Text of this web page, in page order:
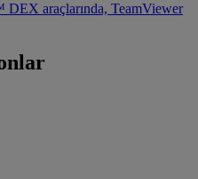
araçlarında, TeamViewer